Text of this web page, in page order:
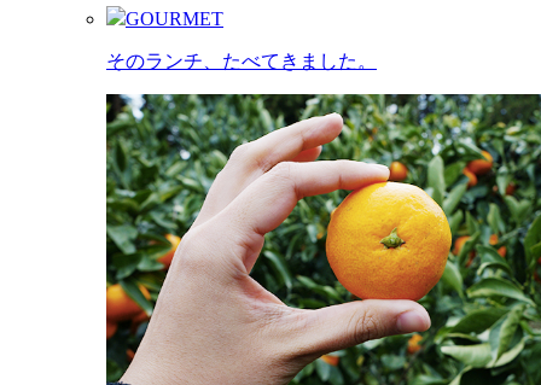
GOURMET
そのランチ、たべてきました。